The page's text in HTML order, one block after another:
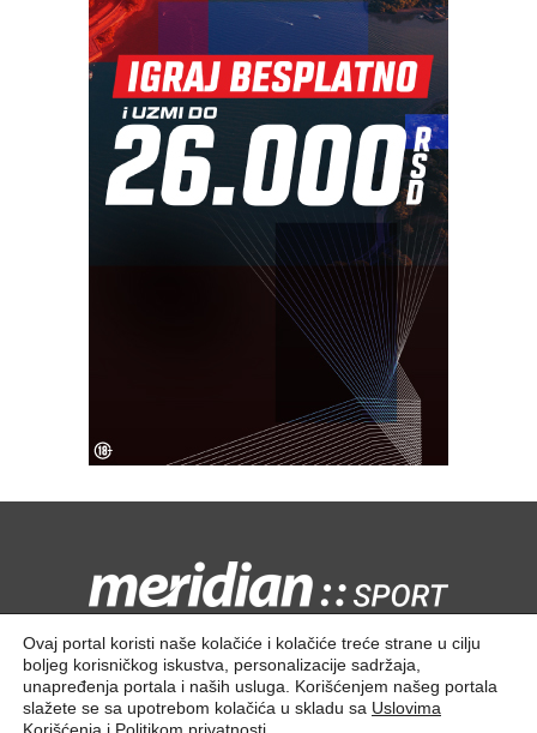
Kontaktirajte nas:redakcija@meridiansport.rs
Ovaj portal koristi naše kolačiće i kolačiće treće strane u cilju
boljeg korisničkog iskustva, personalizacije sadržaja,
unapređenja portala i naših usluga. Korišćenjem našeg portala
slažete se sa upotrebom kolačića u skladu sa Uslovima